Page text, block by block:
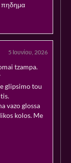
πηδημα
5 Ιουνίου, 2026
tzampa.
glipsimo tou
vazo glossa
kolos. Me